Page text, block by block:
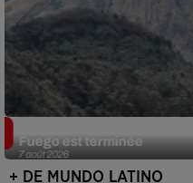
7 août 2026
Fuego est terminée
+ DE MUNDO LATINO